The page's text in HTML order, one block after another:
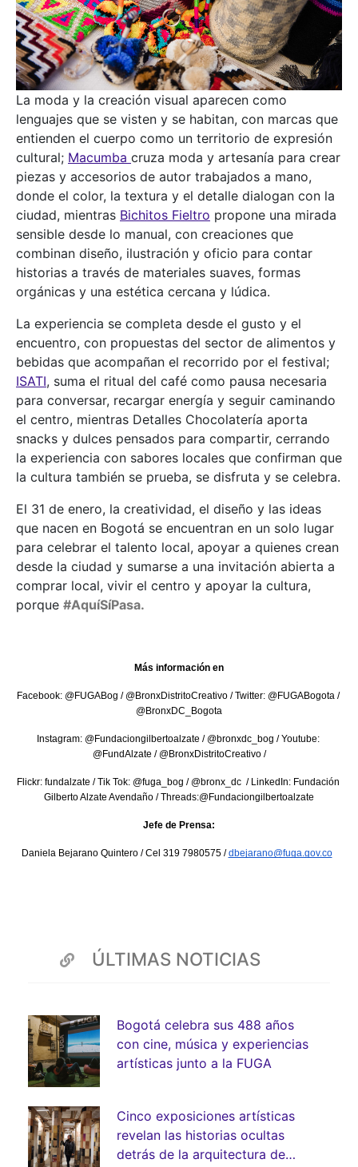
La moda y la creación visual aparecen como
lenguajes que se visten y se habitan, con marcas que
entienden el cuerpo como un territorio de expresión
cultural; Macumba cruza moda y artesanía para crear
piezas y accesorios de autor trabajados a mano,
donde el color, la textura y el detalle dialogan con la
ciudad, mientras Bichitos Fieltro propone una mirada
sensible desde lo manual, con creaciones que
combinan diseño, ilustración y oficio para contar
historias a través de materiales suaves, formas
orgánicas y una estética cercana y lúdica.
La experiencia se completa desde el gusto y el
encuentro, con propuestas del sector de alimentos y
bebidas que acompañan el recorrido por el festival;
ISATI, suma el ritual del café como pausa necesaria
para conversar, recargar energía y seguir caminando
el centro, mientras Detalles Chocolatería ​​aporta
snacks y dulces pensados para compartir, cerrando
la experiencia con sabores locales que confirman que
la cultura también se prueba, se disfruta y se celebra.
El 31 de enero, la creatividad, el diseño y las ideas
que nacen en Bogotá se encuentran en un solo lugar
para celebrar el talento local, apoyar a quienes crean
desde la ciudad y sumarse a una invitación abierta a
comprar local, vivir el centro y apoyar la cultura,
porque #AquíSíPasa.
Más información en
Facebook: @FUGABog / @BronxDistritoCreativo / Twitter: @FUGABogota /
@BronxDC_Bogota
Instagram: @Fundaciongilbertoalzate / @bronxdc_bog / Youtube:
@FundAlzate / @BronxDistritoCreativo /
Flickr: fundalzate / Tik Tok: @fuga_bog / @bronx_dc  / LinkedIn: Fundación
Gilberto Alzate Avendaño / Threads:@Fundaciongilbertoalzate
Jefe de Prensa:
Daniela Bejarano Quintero / Cel 319 7980575 / dbejarano@fuga.gov.co
ÚLTIMAS NOTICIAS
Bogotá celebra sus 488 años
con cine, música y experiencias
artísticas junto a la FUGA
Cinco exposiciones artísticas
revelan las historias ocultas
detrás de la arquitectura de